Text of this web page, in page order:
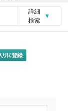
詳細
検索
▼